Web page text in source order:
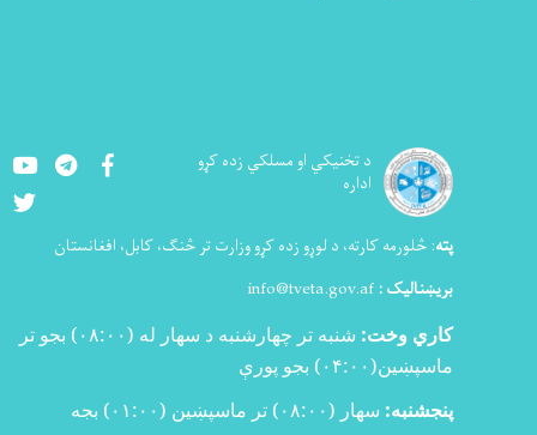
د تخنيکي او مسلکي زده کړو
اداره
YoutubeLinkedIn
پته: څلورمه کارته، د لوړو زده کړو وزارت تر څنګ، کابل، افغانستان
بریښنالیک : info@tveta.gov.af
کاري وخت: شنبه تر چهارشنبه د سهار له (۰۸:۰۰)
بجو تر
ماسپښین(۰۴:۰۰)
بجو پورې
پنجشنبه: سهار (۰۸:۰۰) تر ماسپښین (۰۱:۰۰) بجه